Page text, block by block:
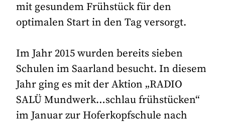
mit gesundem Frühstück für den
optimalen Start in den Tag versorgt.
Im Jahr 2015 wurden bereits sieben
Schulen im Saarland besucht. In diesem
Jahr ging es mit der Aktion „RADIO
SALÜ Mundwerk…schlau frühstücken“
im Januar zur Hoferkopfschule nach